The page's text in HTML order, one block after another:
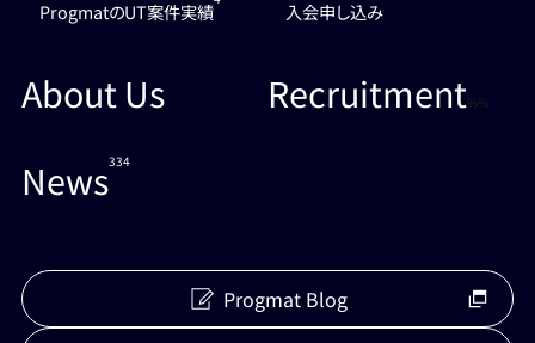
ProgmatのUT案件実績
About Us
News334
入会申し込み
Recruitment
Progmat Blog